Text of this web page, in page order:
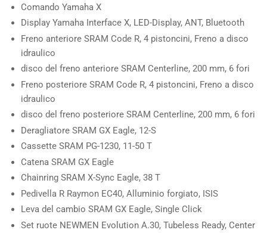
Comando Yamaha X
Display Yamaha Interface X, LED-Display, ANT, Bluetooth
Freno anteriore SRAM Code R, 4 pistoncini, Freno a disco
idraulico
disco del freno anteriore SRAM Centerline, 200 mm, 6 fori
Freno posteriore SRAM Code R, 4 pistoncini, Freno a disco
idraulico
disco del freno posteriore SRAM Centerline, 200 mm, 6 fori
Deragliatore SRAM GX Eagle, 12-S
Cassette SRAM PG-1230, 11-50 T
Catena SRAM GX Eagle
Chainring SRAM X-Sync Eagle, 38 T
Pedivella R Raymon EC40, Alluminio forgiato, ISIS
Leva del cambio SRAM GX Eagle, Single Click
Set ruote NEWMEN Evolution A.30, Tubeless Ready, Center